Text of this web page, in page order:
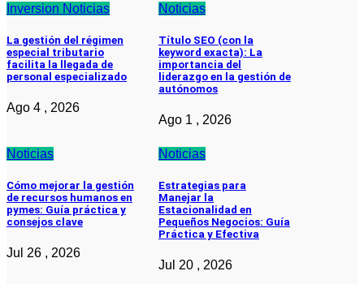
Inversion Noticias
La gestión del régimen
especial tributario
facilita la llegada de
personal especializado
Ago 4 , 2026
Noticias
Título SEO (con la
keyword exacta): La
importancia del
liderazgo en la gestión de
autónomos
Ago 1 , 2026
Noticias
Cómo mejorar la gestión
de recursos humanos en
pymes: Guía práctica y
consejos clave
Jul 26 , 2026
Noticias
Estrategias para
Manejar la
Estacionalidad en
Pequeños Negocios: Guía
Práctica y Efectiva
Jul 20 , 2026